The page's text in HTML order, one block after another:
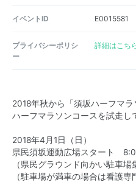
イベントID E0015581
プライバシーポリシ
ー
詳細はこち
2018年秋から「須坂ハーフマラ
ハーフマラソンコースを試走し
2018年4月1日（日）
県民須坂運動広場スタート
（県民グラウンド向かい駐車
（駐車場が満車の場合は看護